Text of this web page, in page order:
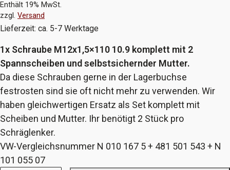
Enthält 19% MwSt.
zzgl. Versand
Lieferzeit: ca. 5-7 Werktage
1x Schraube M12x1,5×110 10.9 komplett mit 2
Spannscheiben und selbstsichernder Mutter.
Da diese Schrauben gerne in der Lagerbuchse
festrosten sind sie oft nicht mehr zu verwenden. Wir
haben gleichwertigen Ersatz als Set komplett mit
Scheiben und Mutter. Ihr benötigt 2 Stück pro
Schräglenker.
VW-Vergleichsnummer N 010 167 5 + 481 501 543 + N
101 055 07